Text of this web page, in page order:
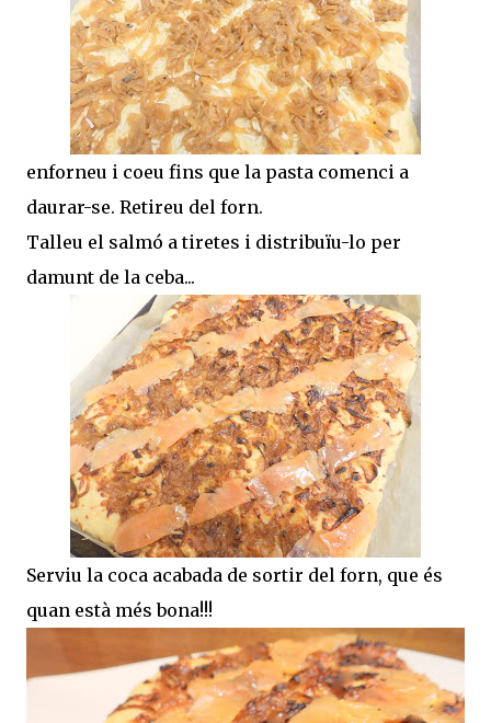
enforneu i coeu fins que la pasta comenci a
daurar-se. Retireu del forn.
Talleu el salmó a tiretes i distribuïu-lo per
damunt de la ceba...
Serviu la coca acabada de sortir del forn, que és
quan està més bona!!!